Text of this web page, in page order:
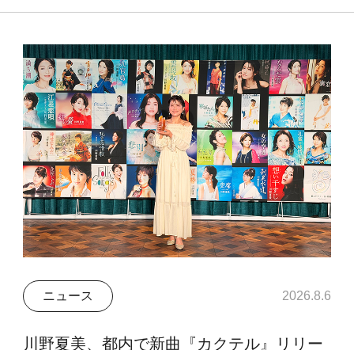
ニュース 2026.8.6
川野夏美、都内で新曲『カクテル』リリー